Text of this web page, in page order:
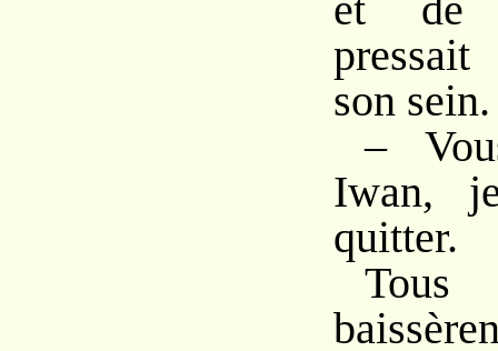
son sein.
–
Iwan,
quitter.